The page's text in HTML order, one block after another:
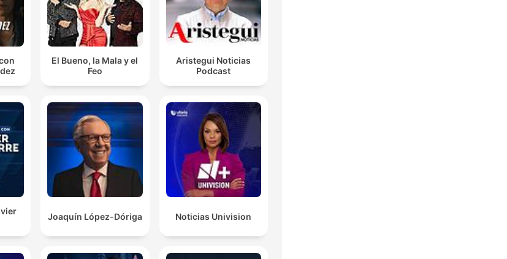
El Bueno, la Mala y el
Feo
Aristegui Noticias
Podcast
Joaquín López-Dóriga Noticias Univision